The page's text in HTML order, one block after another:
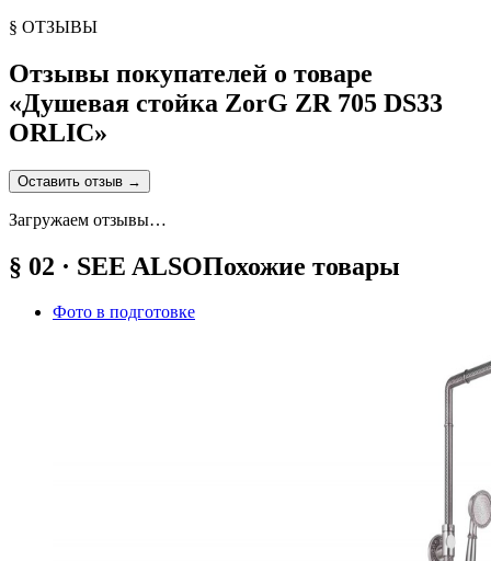
§ ОТЗЫВЫ
Отзывы покупателей о товаре
«Душевая стойка ZorG ZR 705 DS33
ORLIC»
Оставить отзыв →
Загружаем отзывы…
§ 02 · SEE ALSOПохожие товары
Фото в подготовке